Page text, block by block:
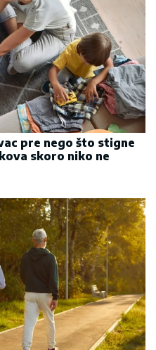
pre nego što stigne
skoro niko ne